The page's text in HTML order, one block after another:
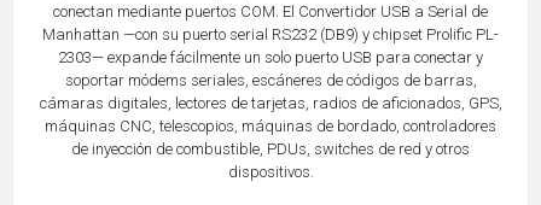
conectan mediante puertos COM. El Convertidor USB a Serial de
Manhattan —con su puerto serial RS232 (DB9) y chipset Prolific PL-
2303— expande fácilmente un solo puerto USB para conectar y
soportar módems seriales, escáneres de códigos de barras,
cámaras digitales, lectores de tarjetas, radios de aficionados, GPS,
máquinas CNC, telescopios, máquinas de bordado, controladores
de inyección de combustible, PDUs, switches de red y otros
dispositivos.